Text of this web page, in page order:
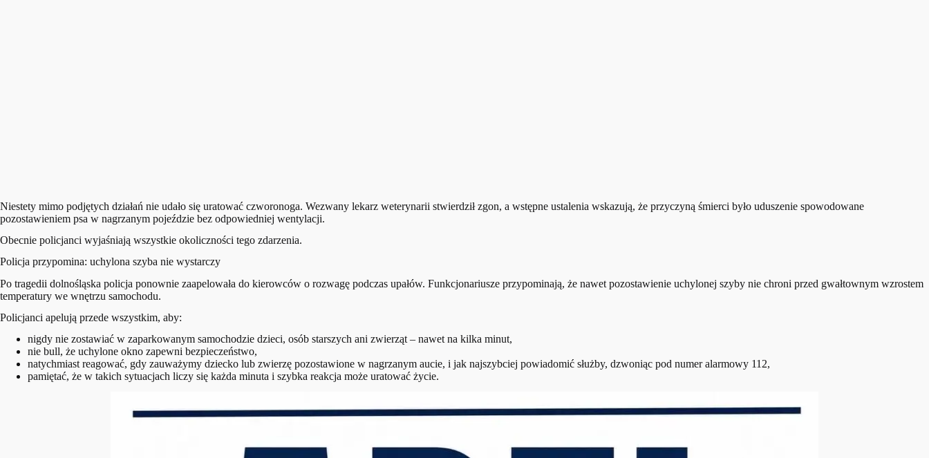
Niestety mimo podjętych działań nie udało się uratować czworonoga. Wezwany lekarz weterynarii stwierdził zgon, a wstępne ustalenia wskazują, że przyczyną śmierci było uduszenie spowodowane
pozostawieniem psa w nagrzanym pojeździe bez odpowiedniej wentylacji.
Obecnie policjanci wyjaśniają wszystkie okoliczności tego zdarzenia.
Policja przypomina: uchylona szyba nie wystarczy
Po tragedii dolnośląska policja ponownie zaapelowała do kierowców o rozwagę podczas upałów. Funkcjonariusze przypominają, że nawet pozostawienie uchylonej szyby nie chroni przed gwałtownym wzrostem
temperatury we wnętrzu samochodu.
Policjanci apelują przede wszystkim, aby:
nigdy nie zostawiać w zaparkowanym samochodzie dzieci, osób starszych ani zwierząt – nawet na kilka minut,
nie bull, że uchylone okno zapewni bezpieczeństwo,
natychmiast reagować, gdy zauważymy dziecko lub zwierzę pozostawione w nagrzanym aucie, i jak najszybciej powiadomić służby, dzwoniąc pod numer alarmowy 112,
pamiętać, że w takich sytuacjach liczy się każda minuta i szybka reakcja może uratować życie.